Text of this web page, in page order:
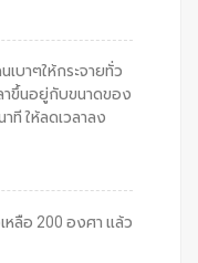
เบาๆให้กระจายทั่ว
าขึ้นอยู่กับขนาดของ
ที ให้ลดเวลาลง
หลือ 200 องศา แล้ว